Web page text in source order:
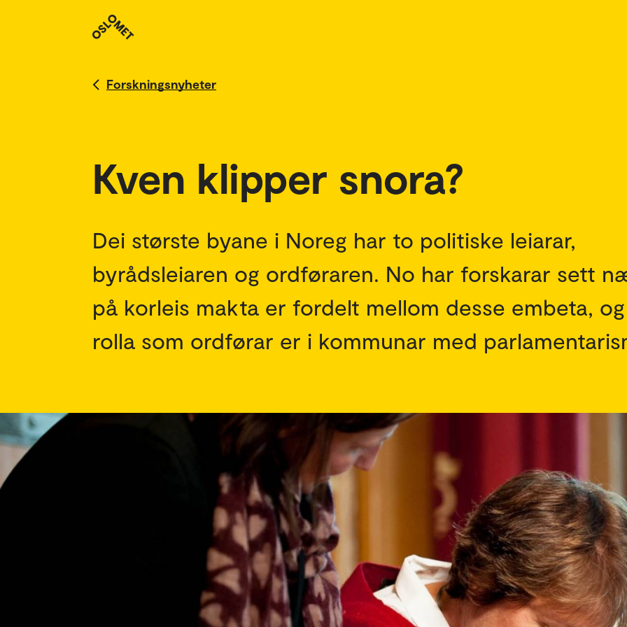
Forskningsnyheter
Kven klipper snora?
Dei største byane i Noreg har to politiske leiarar,
byrådsleiaren og ordføraren. No har forskarar sett
på korleis makta er fordelt mellom desse embeta,
rolla som ordførar er i kommunar med